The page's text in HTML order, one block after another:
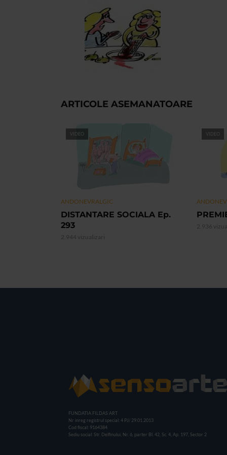
ARTICOLE ASEMANATOARE
VIDEO
ANDONEVRALGIC
DISTANTARE SOCIALA Ep.
293
2.944 vizualizari
VIDEO
2.936
FUNDATIA FILDAS ART
Nr inreg registrul special: 4 PJ/ 29.01.2013
Cod fiscal: 9164384
Sediu social: Str. Delfinului, Nr. 6, parter Bl. 42, Sc. 4, Ap. 197, Sector 2